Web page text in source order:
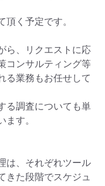
く予定です。
ら、リクエストに応
コンサルティング等
る業務もお任せして
る調査についても単
す。
は、それぞれツール
きた段階でスケジュ